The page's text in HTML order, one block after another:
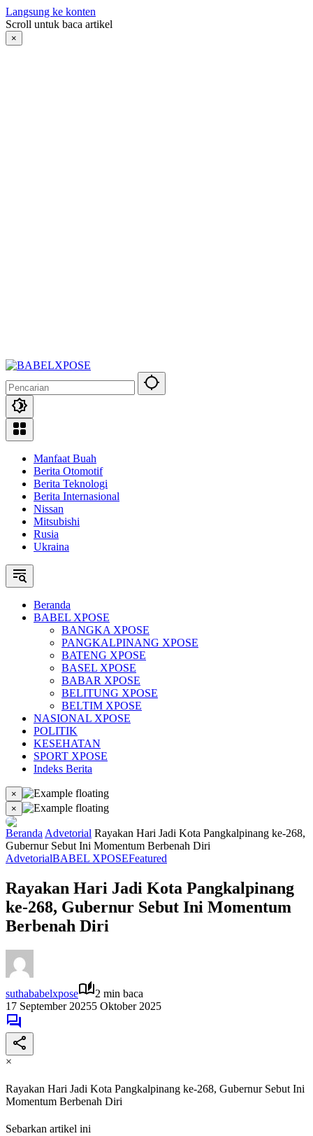
Langsung ke konten
Scroll untuk baca artikel
×
Manfaat Buah
Berita Otomotif
Berita Teknologi
Berita Internasional
Nissan
Mitsubishi
Rusia
Ukraina
Beranda
BABEL XPOSE
BANGKA XPOSE
PANGKALPINANG XPOSE
BATENG XPOSE
BASEL XPOSE
BABAR XPOSE
BELITUNG XPOSE
BELTIM XPOSE
NASIONAL XPOSE
POLITIK
KESEHATAN
SPORT XPOSE
Indeks Berita
×
×
Beranda Advetorial Rayakan Hari Jadi Kota Pangkalpinang ke-268,
Gubernur Sebut Ini Momentum Berbenah Diri
AdvetorialBABEL XPOSEFeatured
Rayakan Hari Jadi Kota Pangkalpinang
ke-268, Gubernur Sebut Ini Momentum
Berbenah Diri
suthababelxpose
2 min baca
17 September 20255 Oktober 2025
×
Rayakan Hari Jadi Kota Pangkalpinang ke-268, Gubernur Sebut Ini
Momentum Berbenah Diri
Sebarkan artikel ini